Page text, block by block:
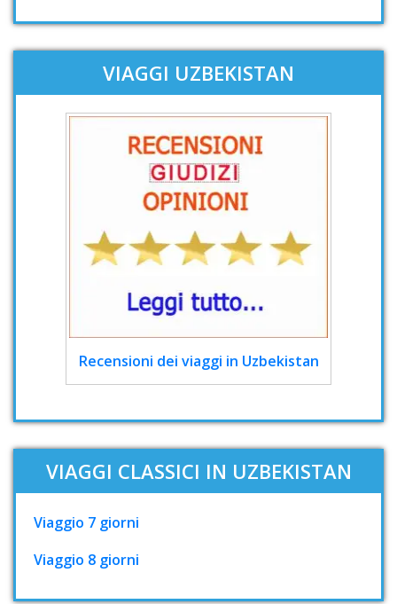
VIAGGI UZBEKISTAN
Recensioni dei viaggi in Uzbekistan
VIAGGI CLASSICI IN UZBEKISTAN
Viaggio 7 giorni
Viaggio 8 giorni